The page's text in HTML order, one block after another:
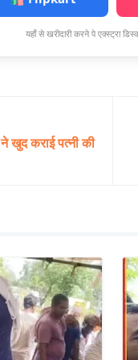
यहाँ से खरीदारी करने पे एक्स्ट्रा
ने खुद कराई पत्नी की